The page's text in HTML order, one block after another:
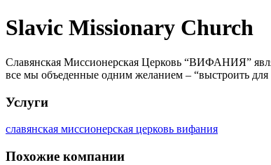
Slavic Missionary Church
Славянская Миссионерская Церковь “ВИФАНИЯ”
все мы объеденные одним желанием – “выстроить
Услуги
славянская миссионерская церковь вифания
Похожие компании